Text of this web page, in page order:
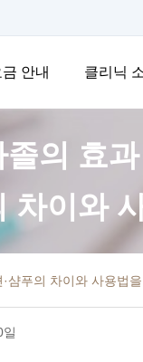
금 안내 클리닉
의 효
차이와
샴푸의 차이와 사용법